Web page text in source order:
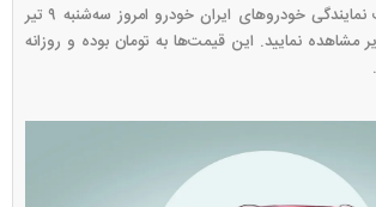
قیمت بازار و قیمت نمایندگی خودرو‌های ایران خودرو امروز سه‌شنبه ۹ تیر
زیر مشاهده نمایید. این قیمت‌ها به تومان بوده و روزانه